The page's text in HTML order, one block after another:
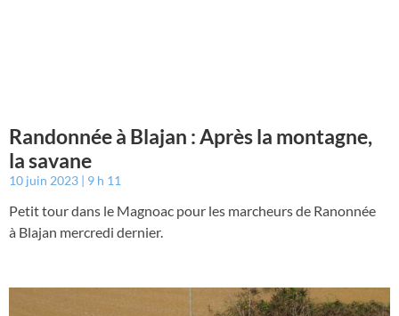
Randonnée à Blajan : Après la montagne,
la savane
10 juin 2023 9 h 11
Petit tour dans le Magnoac pour les marcheurs de Ranonnée
à Blajan mercredi dernier.